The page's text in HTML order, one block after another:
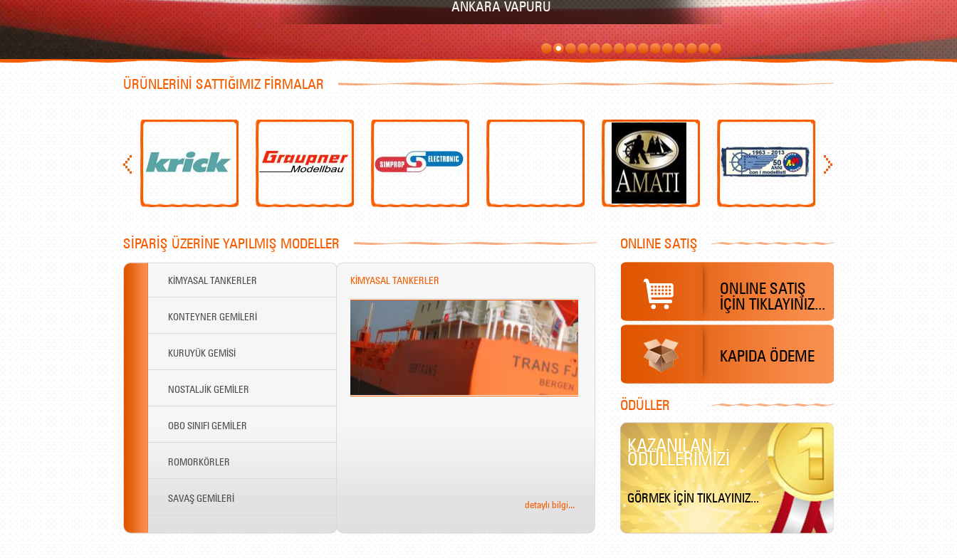
ANKARA VAPURU
ÜRÜNLERİNİ SATTIĞIMIZ FİRMALAR
SİPARİŞ ÜZERİNE YAPILMIŞ MODELLER
KİMYASAL TANKERLER
KONTEYNER GEMİLERİ
KURUYÜK GEMİSİ
NOSTALJİK GEMİLER
OBO SINIFI GEMİLER
ROMORKÖRLER
SAVAŞ GEMİLERİ
KİMYASAL TANKERLER
detaylı bilgi...
ONLINE SATIŞ
ONLINE SATIŞ
İÇİN TIKLAYINIZ...
KAPIDA ÖDEME
ÖDÜLLER
KAZANILAN
ÖDÜLLERİMİZİ
GÖRMEK İÇİN TIKLAYINIZ...